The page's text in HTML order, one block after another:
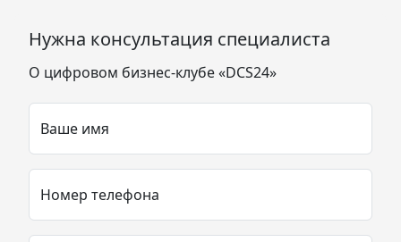
Нужна консультация специалиста
О цифровом бизнес-клубе «DCS24»
Ваше имя
Номер телефона